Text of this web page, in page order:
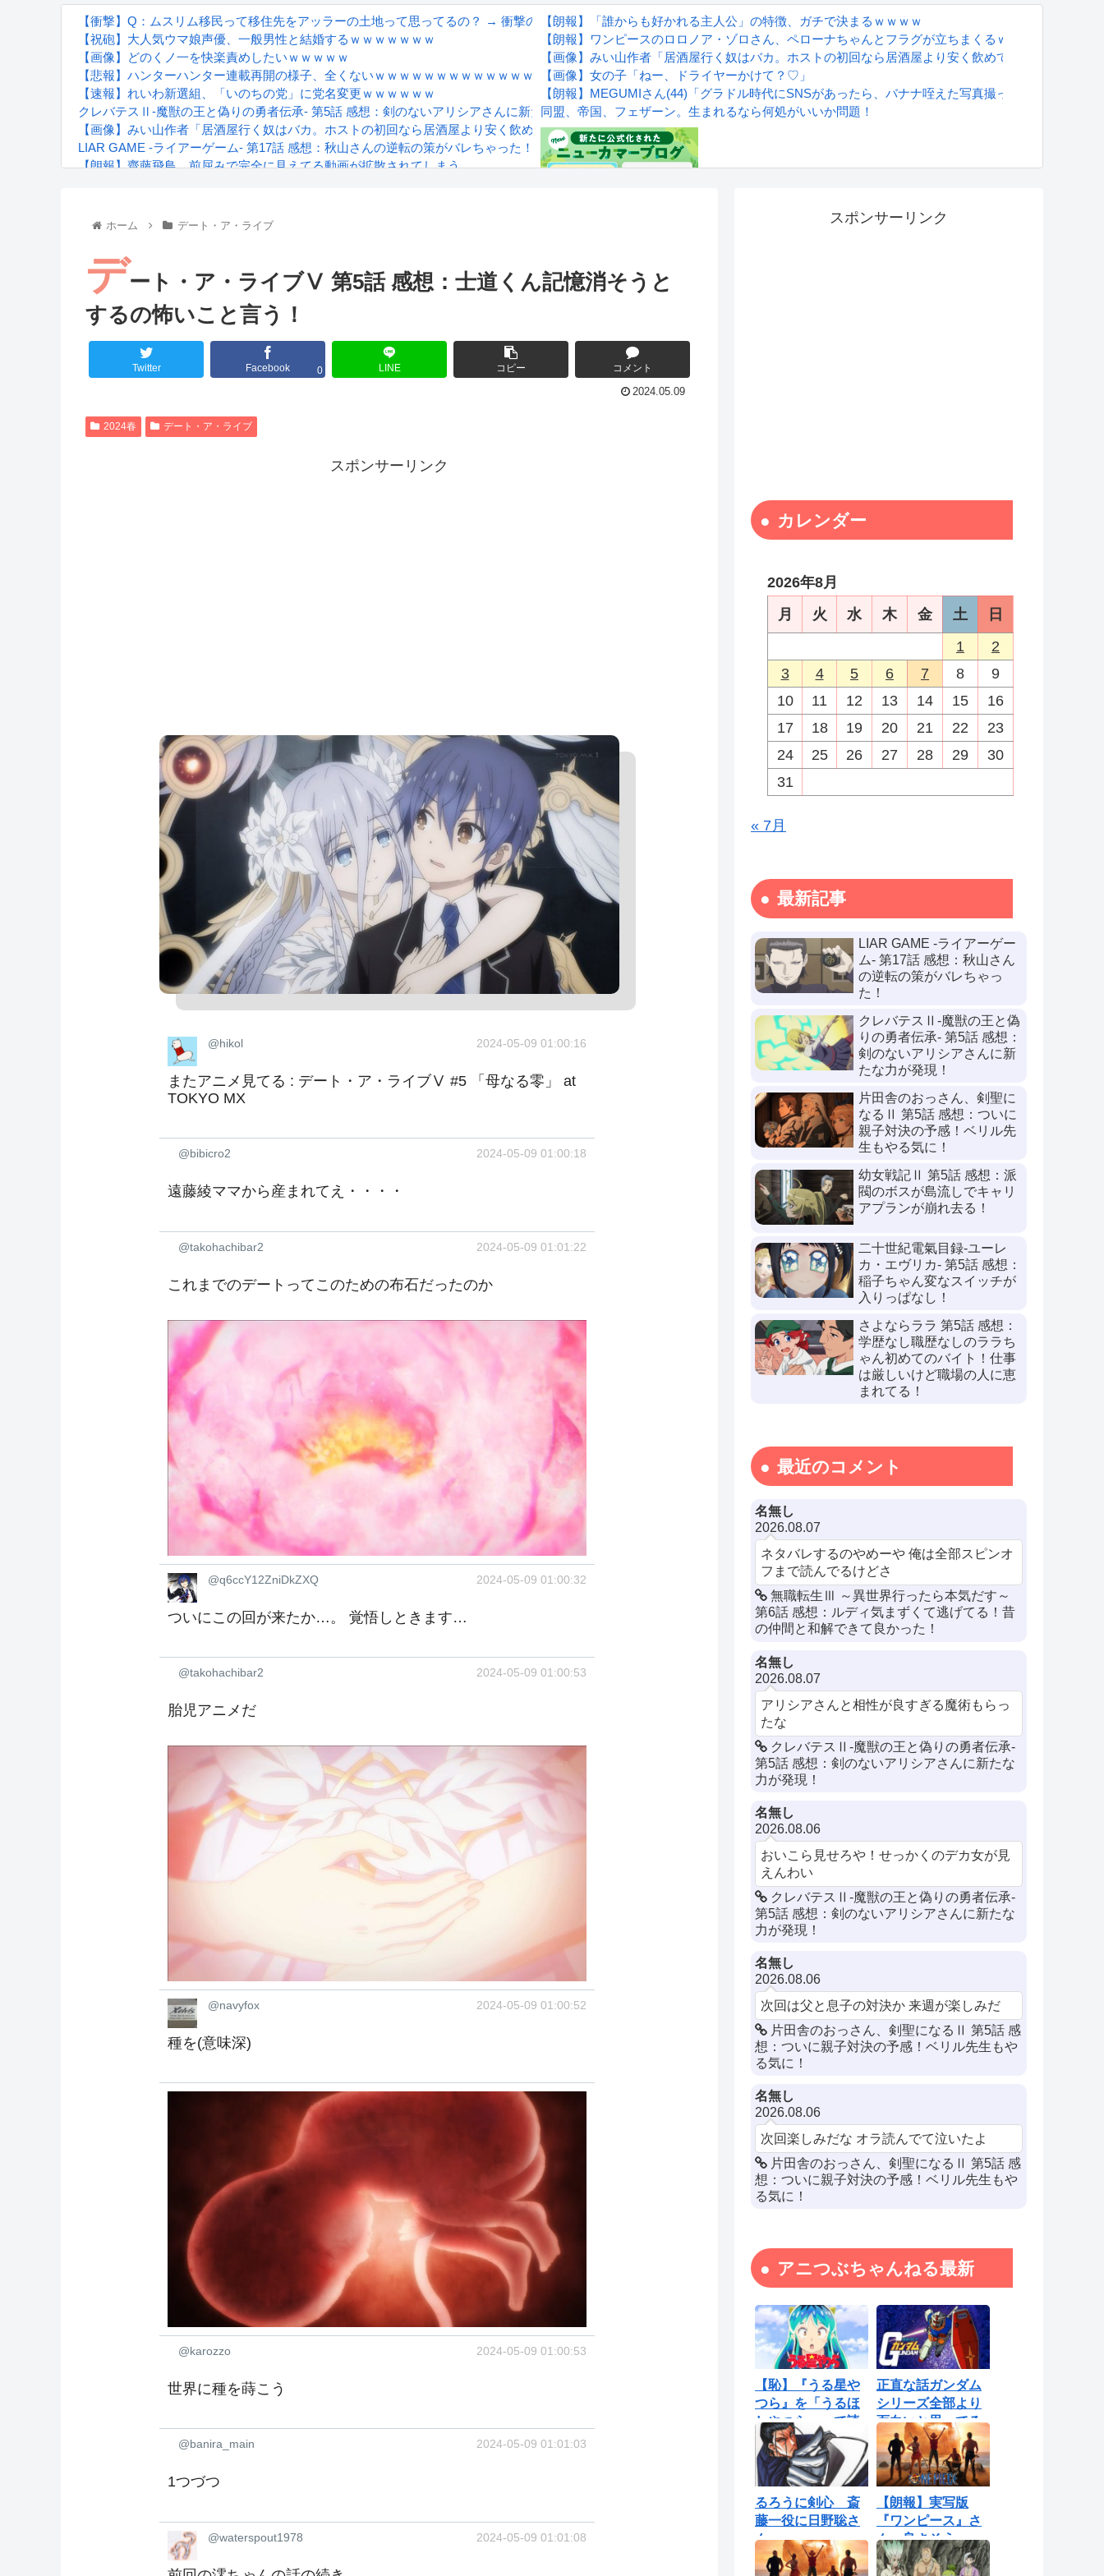
【衝撃】Q：ムスリム移民って移住先をアッラーの土地って思ってるの？ → 衝撃の回答がコチラ → ｗｗｗｗｗｗｗｗｗｗｗｗｗｗ
【祝砲】大人気ウマ娘声優、一般男性と結婚するｗｗｗｗｗｗｗ
【画像】どのくノ一を快楽責めしたいｗｗｗｗｗ
【悲報】ハンターハンター連載再開の様子、全くないｗｗｗｗｗｗｗｗｗｗｗｗｗ
【速報】れいわ新選組、「いのちの党」に党名変更ｗｗｗｗｗｗ
クレバテスⅡ-魔獣の王と偽りの勇者伝承- 第5話 感想：剣のないアリシアさんに新たな力が発現！
【画像】みい山作者「居酒屋行く奴はバカ。ホストの初回なら居酒屋より安く飲めてイケメンにチヤホヤされる」
LIAR GAME -ライアーゲーム- 第17話 感想：秋山さんの逆転の策がバレちゃった！
【朗報】齋藤飛鳥、前屈みで完全に見えてる動画が拡散されてしまう…
るろうに剣心 -明治剣客浪漫譚- 京都動乱 第33話の感想
Powered by livedoor 相互RSS
【朗報】「誰からも好かれる主人公」の特徴、ガチで決まるｗｗｗｗ
【朗報】ワンピースのロロノア・ゾロさん、ペローナちゃんとフラグが立ちまくるｗｗｗ
【画像】みい山作者「居酒屋行く奴はバカ。ホストの初回なら居酒屋より安く飲めてイケメンにチヤ
【画像】女の子「ねー、ドライヤーかけて？♡」
【朗報】MEGUMIさん(44)「グラドル時代にSNSがあったら、バナナ咥えた写真撮ってたと思う」
同盟、帝国、フェザーン。生まれるなら何処がいいか問題！
ホーム デート・ア・ライブ
デート・ア・ライブⅤ 第5話 感想：士道くん記憶消そうと
するの怖いこと言う！
Twitter Facebook 0 LINE コピー コメント
2024.05.09
2024春 デート・ア・ライブ
スポンサーリンク
@hikol 2024-05-09 01:00:16
またアニメ見てる : デート・ア・ライブⅤ #5 「母なる零」 at
TOKYO MX
@bibicro2 2024-05-09 01:00:18
遠藤綾ママから産まれてえ・・・・
@takohachibar2 2024-05-09 01:01:22
これまでのデートってこのための布石だったのか
@q6ccY12ZniDkZXQ 2024-05-09 01:00:32
ついにこの回が来たか…。 覚悟しときます…
@takohachibar2 2024-05-09 01:00:53
胎児アニメだ
@navyfox 2024-05-09 01:00:52
種を(意味深)
@karozzo 2024-05-09 01:00:53
世界に種を蒔こう
@banira_main 2024-05-09 01:01:03
1つづつ
@waterspout1978 2024-05-09 01:01:08
スポンサーリンク
カレンダー
2026年8月
月
火 水 木 金 土
日
1
2
3
4 5 6 7 8
9
10
11 12 13 14 15
16
17
18 19 20 21 22
23
24
25 26 27 28 29
30
31
« 7月
最新記事
LIAR GAME -ライアーゲー
ム- 第17話 感想：秋山さん
の逆転の策がバレちゃっ
た！
クレバテスⅡ-魔獣の王と偽
りの勇者伝承- 第5話 感想：
剣のないアリシアさんに新
たな力が発現！
片田舎のおっさん、剣聖に
なるⅡ 第5話 感想：ついに
親子対決の予感！ベリル先
生もやる気に！
幼女戦記Ⅱ 第5話 感想：派
閥のボスが島流しでキャリ
アプランが崩れ去る！
二十世紀電氣目録-ユーレ
カ・エヴリカ- 第5話 感想：
稲子ちゃん変なスイッチが
入りっぱなし！
さよならララ 第5話 感想：
学歴なし職歴なしのララち
ゃん初めてのバイト！仕事
は厳しいけど職場の人に恵
まれてる！
最近のコメント
名無し
2026.08.07
ネタバレするのやめーや 俺は全部スピンオ
フまで読んでるけどさ
無職転生Ⅲ ～異世界行ったら本気だす～
第6話 感想：ルディ気まずくて逃げてる！昔
の仲間と和解できて良かった！
名無し
2026.08.07
アリシアさんと相性が良すぎる魔術もらっ
たな
クレバテスⅡ-魔獣の王と偽りの勇者伝承-
第5話 感想：剣のないアリシアさんに新たな
力が発現！
名無し
2026.08.06
おいこら見せろや！せっかくのデカ女が見
えんわい
クレバテスⅡ-魔獣の王と偽りの勇者伝承-
第5話 感想：剣のないアリシアさんに新たな
力が発現！
名無し
2026.08.06
次回は父と息子の対決か 来週が楽しみだ
片田舎のおっさん、剣聖になるⅡ 第5話 感
想：ついに親子対決の予感！ベリル先生もや
る気に！
名無し
2026.08.06
次回楽しみだな オラ読んでて泣いたよ
片田舎のおっさん、剣聖になるⅡ 第5話 感
想：ついに親子対決の予感！ベリル先生もや
る気に！
アニつぶちゃんねる最新
【恥】『うる星や
つら』を「うるほ
しやつら」って読
んでたわ…勘...
正直な話ガンダム
シリーズ全部より
面白いと思ってる
ロボットアニ...
るろうに剣心 斎
藤一役に日野聡さ
ん
【朗報】実写版
『ワンピース』さ
ん、良さそう
【Netflix】